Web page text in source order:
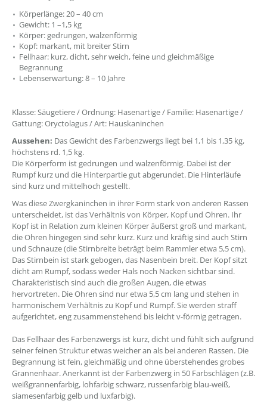
Körperlänge: 20 – 40 cm
Gewicht: 1 –1,5 kg
Körper: gedrungen, walzenförmig
Kopf: markant, mit breiter Stirn
Fellhaar: kurz, dicht, sehr weich, feine und gleichmäßige
Begrannung
Lebenserwartung: 8 – 10 Jahre
Klasse: Säugetiere / Ordnung: Hasenartige / Familie: Hasenartige /
Gattung: Oryctolagus / Art: Hauskaninchen
Aussehen: Das Gewicht des Farbenzwergs liegt bei 1,1 bis 1,35 kg,
höchstens rd. 1,5 kg.
Die Körperform ist gedrungen und walzenförmig. Dabei ist der
Rumpf kurz und die Hinterpartie gut abgerundet. Die Hinterläufe
sind kurz und mittelhoch gestellt.
Was diese Zwergkaninchen in ihrer Form stark von anderen Rassen
unterscheidet, ist das Verhältnis von Körper, Kopf und Ohren. Ihr
Kopf ist in Relation zum kleinen Körper äußerst groß und markant,
die Ohren hingegen sind sehr kurz. Kurz und kräftig sind auch Stirn
und Schnauze (die Stirnbreite beträgt beim Rammler etwa 5,5 cm).
Das Stirnbein ist stark gebogen, das Nasenbein breit. Der Kopf sitzt
dicht am Rumpf, sodass weder Hals noch Nacken sichtbar sind.
Charakteristisch sind auch die großen Augen, die etwas
hervortreten. Die Ohren sind nur etwa 5,5 cm lang und stehen in
harmonischem Verhältnis zu Kopf und Rumpf. Sie werden straff
aufgerichtet, eng zusammenstehend bis leicht v-förmig getragen.
Das Fellhaar des Farbenzwergs ist kurz, dicht und fühlt sich aufgrund
seiner feinen Struktur etwas weicher an als bei anderen Rassen. Die
Begrannung ist fein, gleichmäßig und ohne überstehendes grobes
Grannenhaar. Anerkannt ist der Farbenzwerg in 50 Farbschlägen (z.B.
weißgrannenfarbig, lohfarbig schwarz, russenfarbig blau-weiß,
siamesenfarbig gelb und luxfarbig).